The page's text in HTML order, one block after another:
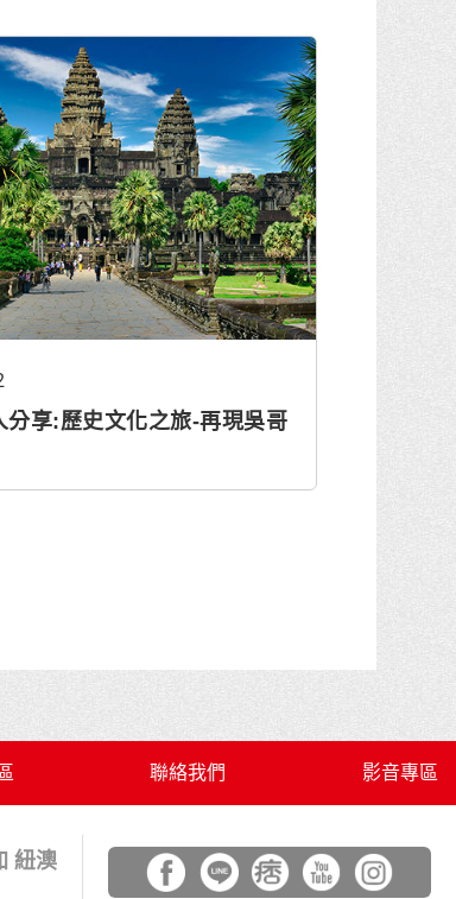
分享:歷史文化之旅-再現吳哥
聯絡我們 影音專區
紐澳